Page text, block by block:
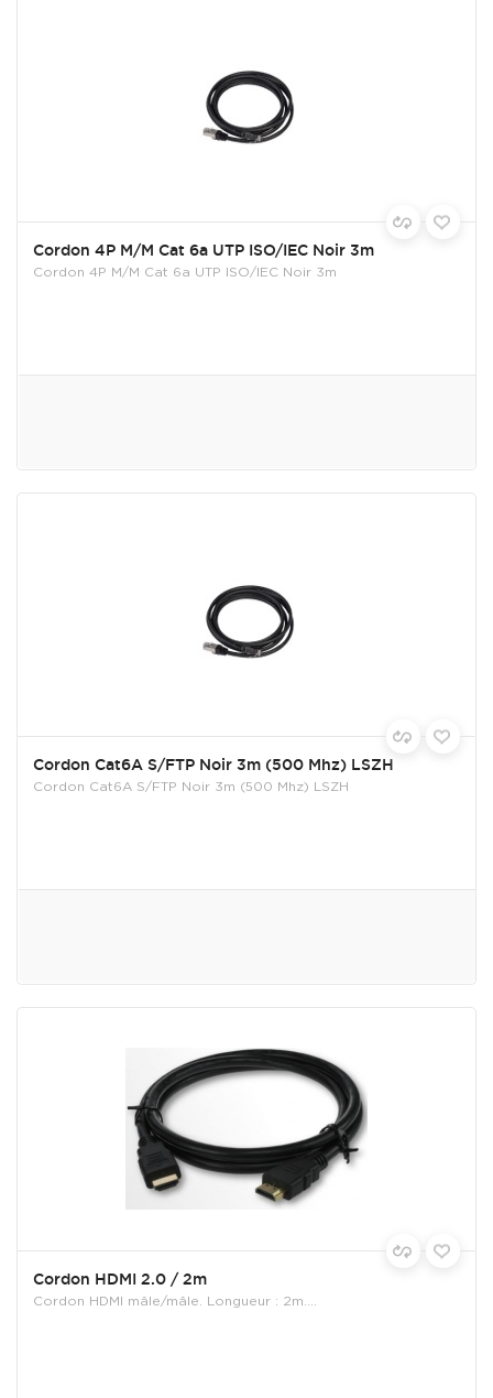
Cordon 4P M/M Cat 6a UTP ISO/IEC Noir 3m
Cordon 4P M/M Cat 6a UTP ISO/IEC Noir 3m
Cordon Cat6A S/FTP Noir 3m (500 Mhz) LSZH
Cordon Cat6A S/FTP Noir 3m (500 Mhz) LSZH
Cordon HDMI 2.0 / 2m
Cordon HDMI mâle/mâle. Longueur : 2m....